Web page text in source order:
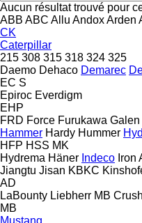
Aucun résultat trouvé pour
ABB ABC Allu AndoxArden
CK
Caterpillar
215 308 315 318 324 325
Daemo Dehaco Demarec
EC S
Epiroc Everdigm
EHP
FRD Force Furukawa Galen
Hammer Hardy Hummer
HFP HSS MK
Hydrema Häner Indeco Iron
Jiangtu Jisan KBKC
AD
LaBounty Liebherr MB
MB
Mustang